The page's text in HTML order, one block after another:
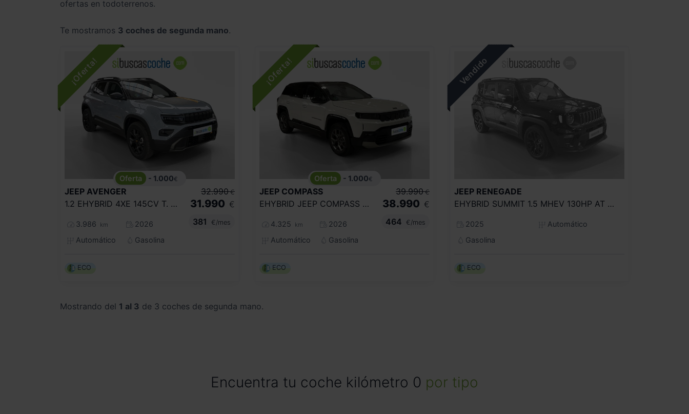
ofertas en todoterrenos.
Te mostramos 3 coches de segunda mano.
- 1.000€
JEEP AVENGER
1.2 EHYBRID 4XE 145CV T. NORTH FACE
3.986 km
2026
Automático
Gasolina
32.990 €
31.990 €
381
€/mes
ECO
- 1.000€
JEEP COMPASS
EHYBRID JEEP COMPASS MHEV FIRST EDITION
4.325 km
2026
Automático
Gasolina
39.990 €
38.990 €
464
€/mes
ECO
JEEP RENEGADE
EHYBRID SUMMIT 1.5 MHEV 130HP AT EAWD
2025
Automático
Gasolina
ECO
Mostrando del 1 al 3 de 3 coches de segunda mano.
Encuentra tu coche kilómetro 0 por tipo